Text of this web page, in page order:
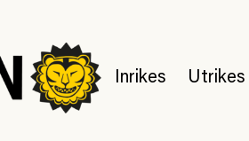
Inrikes Utrikes